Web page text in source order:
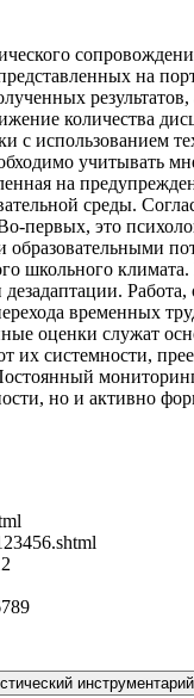
на
количества
с использованием
учитывать
на
среды.
первых, это
образовательными
школьного
временных
оценки служат
их системности,
но и активно